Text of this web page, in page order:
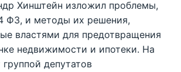
Хинштейн изложил проблемы,
ФЗ, и методы их решения,
властями для предотвращения
недвижимости и ипотеки. На
депутатов